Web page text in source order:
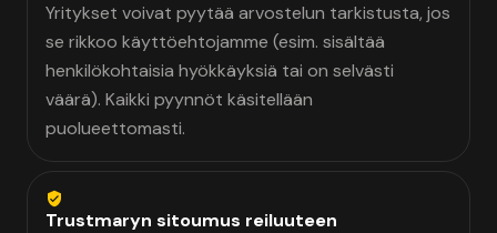
Yritykset voivat pyytää arvostelun tarkistusta, jos
se rikkoo käyttöehtojamme (esim. sisältää
henkilökohtaisia hyökkäyksiä tai on selvästi
väärä). Kaikki pyynnöt käsitellään
puolueettomasti.
Trustmaryn sitoumus reiluuteen